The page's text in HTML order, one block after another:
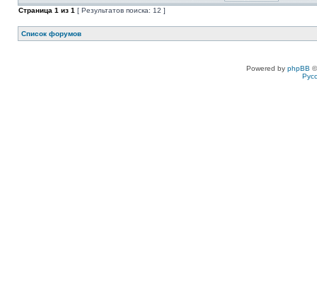
Страница 1 из 1 [ Результатов поиска: 12 ]
Список форумов
Powered by phpBB